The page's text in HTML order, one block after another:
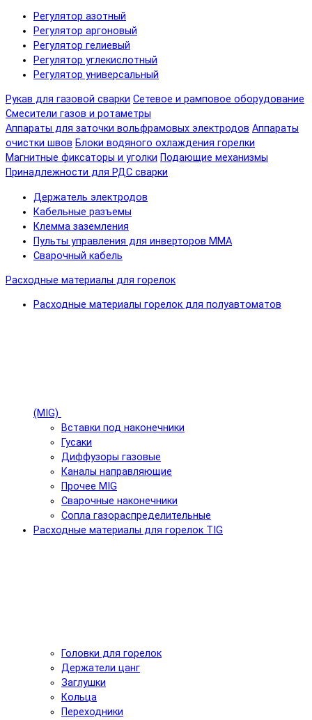
Регулятор азотный
Регулятор аргоновый
Регулятор гелиевый
Регулятор углекислотный
Регулятор универсальный
Рукав для газовой сварки Сетевое и рамповое оборудование
Смесители газов и ротаметры
Аппараты для заточки вольфрамовых электродов Аппараты
очистки швов Блоки водяного охлаждения горелки
Магнитные фиксаторы и уголки Подающие механизмы
Принадлежности для РДС сварки
Держатель электродов
Кабельные разъемы
Клемма заземления
Пульты управления для инверторов MMA
Сварочный кабель
Расходные материалы для горелок
Расходные материалы горелок для полуавтоматов
(MIG)
Вставки под наконечники
Гусаки
Диффузоры газовые
Каналы направляющие
Прочее MIG
Сварочные наконечники
Сопла газораспределительные
Расходные материалы для горелок TIG
Головки для горелок
Держатели цанг
Заглушки
Кольца
Переходники